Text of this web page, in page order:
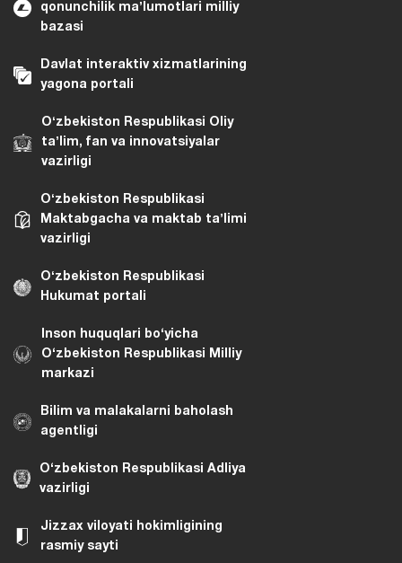
qonunchilik maʼlumotlari milliy
bazasi
Davlat interaktiv xizmatlarining
yagona portali
Oʻzbekiston Respublikasi Oliy
taʼlim, fan va innovatsiyalar
vazirligi
Oʻzbekiston Respublikasi
Maktabgacha va maktab taʼlimi
vazirligi
Oʻzbekiston Respublikasi
Hukumat portali
Inson huquqlari bo‘yicha
O‘zbekiston Respublikasi Milliy
markazi
Bilim va malakalarni baholash
agentligi
O‘zbekiston Respublikasi Adliya
vazirligi
Jizzax viloyati hokimligining
rasmiy sayti